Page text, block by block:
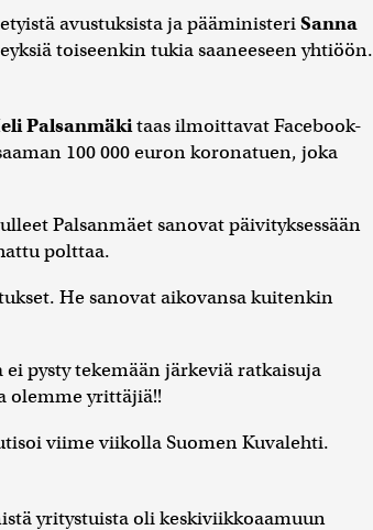
avustuksista ja pääministeriSanna
toiseenkin tukia saaneeseen yhtiöön.
Palsanmäkitaas ilmoittavat Facebook-
100 000 euron koronatuen, joka
Palsanmäet sanovat päivityksessään
polttaa.
He sanovat aikovansa kuitenkin
pysty tekemään järkeviä ratkaisuja
olemme yrittäjiä!!
viime viikolla Suomen Kuvalehti.
yritystuista oli keskiviikkoaamuun